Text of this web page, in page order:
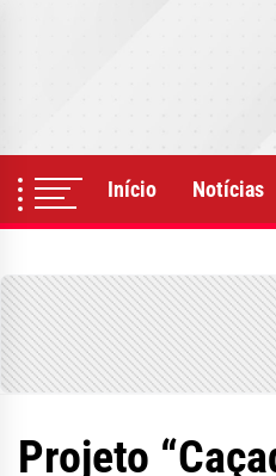
Início Notícias
Projeto